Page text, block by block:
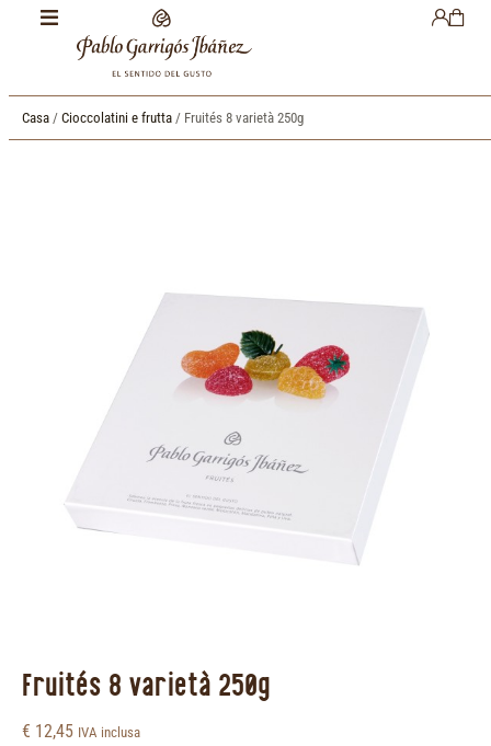
Casa / Cioccolatini e frutta / Fruités 8 varietà 250g
Fruités 8 varietà 250g
€ 12,45 IVA inclusa